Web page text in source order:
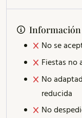
No se
Fiestas no
No
reducida
No